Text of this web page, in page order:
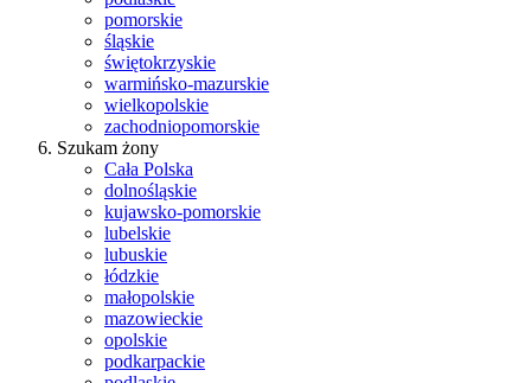
pomorskie
śląskie
świętokrzyskie
warmińsko-mazurskie
wielkopolskie
zachodniopomorskie
Szukam żony
Cała Polska
dolnośląskie
kujawsko-pomorskie
lubelskie
lubuskie
łódzkie
małopolskie
mazowieckie
opolskie
podkarpackie